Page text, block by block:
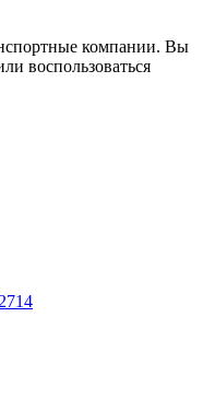
компании. Вы
воспользоваться